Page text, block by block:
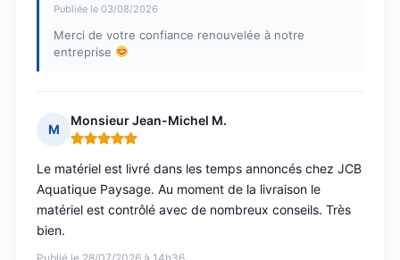
Publiée le 03/08/2026
Merci de votre confiance renouvelée à notre
entreprise
M
Monsieur Jean-Michel M.
Note : 5 sur 5
Le matériel est livré dans les temps annoncés chez JCB
Aquatique Paysage. Au moment de la livraison le
matériel est contrôlé avec de nombreux conseils. Très
bien.